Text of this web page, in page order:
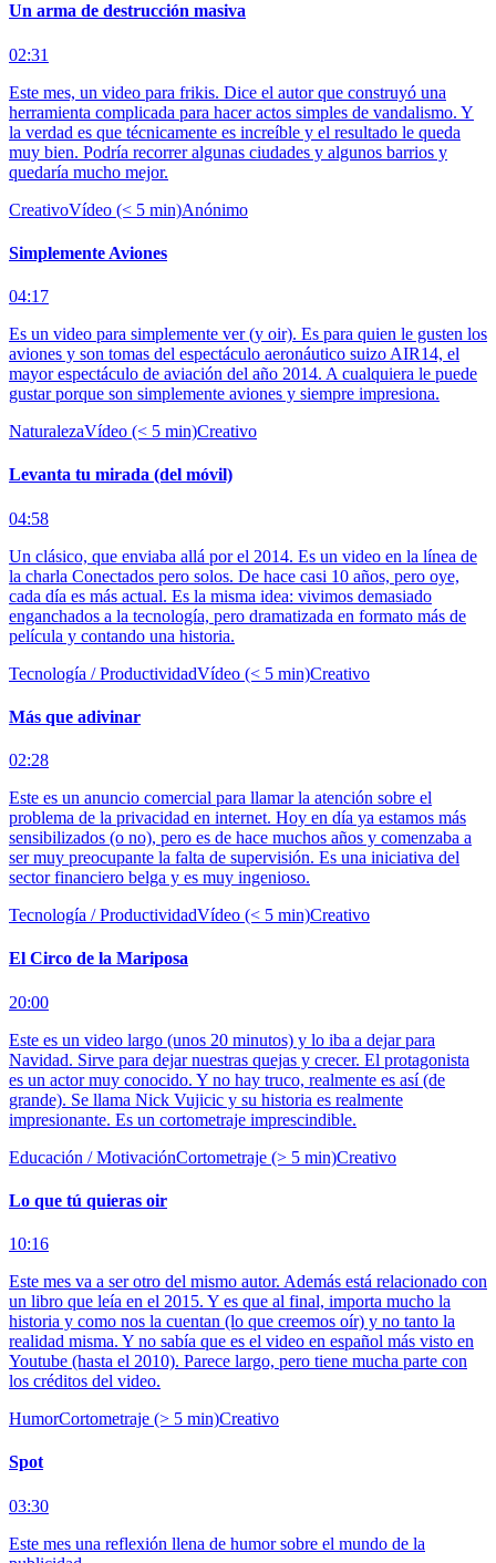
Un arma de destrucción masiva
02:31
Este mes, un video para frikis. Dice el autor que construyó una
herramienta complicada para hacer actos simples de vandalismo. Y
la verdad es que técnicamente es increíble y el resultado le queda
muy bien. Podría recorrer algunas ciudades y algunos barrios y
quedaría mucho mejor.
CreativoVídeo (< 5 min)Anónimo
Simplemente Aviones
04:17
Es un video para simplemente ver (y oir). Es para quien le gusten los
aviones y son tomas del espectáculo aeronáutico suizo AIR14, el
mayor espectáculo de aviación del año 2014. A cualquiera le puede
gustar porque son simplemente aviones y siempre impresiona.
NaturalezaVídeo (< 5 min)Creativo
Levanta tu mirada (del móvil)
04:58
Un clásico, que enviaba allá por el 2014. Es un video en la línea de
la charla Conectados pero solos. De hace casi 10 años, pero oye,
cada día es más actual. Es la misma idea: vivimos demasiado
enganchados a la tecnología, pero dramatizada en formato más de
película y contando una historia.
Tecnología / ProductividadVídeo (< 5 min)Creativo
Más que adivinar
02:28
Este es un anuncio comercial para llamar la atención sobre el
problema de la privacidad en internet. Hoy en día ya estamos más
sensibilizados (o no), pero es de hace muchos años y comenzaba a
ser muy preocupante la falta de supervisión. Es una iniciativa del
sector financiero belga y es muy ingenioso.
Tecnología / ProductividadVídeo (< 5 min)Creativo
El Circo de la Mariposa
20:00
Este es un video largo (unos 20 minutos) y lo iba a dejar para
Navidad. Sirve para dejar nuestras quejas y crecer. El protagonista
es un actor muy conocido. Y no hay truco, realmente es así (de
grande). Se llama Nick Vujicic y su historia es realmente
impresionante. Es un cortometraje imprescindible.
Educación / MotivaciónCortometraje (> 5 min)Creativo
Lo que tú quieras oir
10:16
Este mes va a ser otro del mismo autor. Además está relacionado con
un libro que leía en el 2015. Y es que al final, importa mucho la
historia y como nos la cuentan (lo que creemos oír) y no tanto la
realidad misma. Y no sabía que es el video en español más visto en
Youtube (hasta el 2010). Parece largo, pero tiene mucha parte con
los créditos del video.
HumorCortometraje (> 5 min)Creativo
Spot
03:30
Este mes una reflexión llena de humor sobre el mundo de la